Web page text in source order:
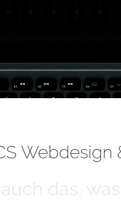
Webdesign